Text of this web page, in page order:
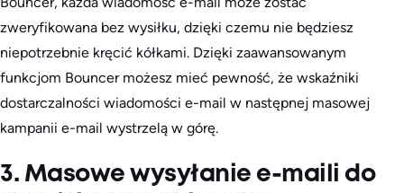
zweryfikowana bez wysiłku, dzięki czemu nie będziesz
niepotrzebnie kręcić kółkami. Dzięki zaawansowanym
funkcjom Bouncer możesz mieć pewność, że wskaźniki
dostarczalności wiadomości e-mail w następnej masowej
kampanii e-mail wystrzelą w górę.
3. Masowe wysyłanie e-maili do